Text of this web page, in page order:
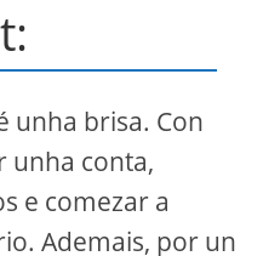
unha brisa. Con
unha conta,
e comezar a
Ademais, por un